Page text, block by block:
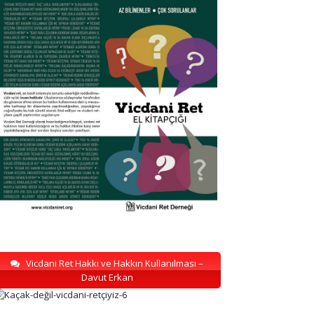
Vicdani Ret Hakkı ve Hakkın Kullanılması –
Davut Erkan